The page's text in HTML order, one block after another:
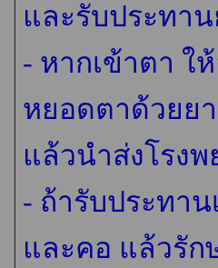
และรับประทา
- หากเข้าตา ใ
หยอดตาด้วยย
แล้วนำส่งโรงพ
- ถ้ารับประทา
และคอ แล้วรัก